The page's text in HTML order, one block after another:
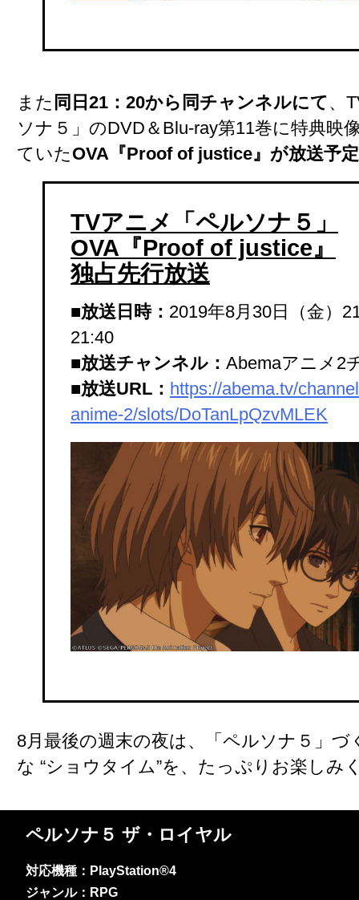
また 同日21：20から同チャンネルにて、
ソナ５」のDVD＆Blu-ray第11巻に特典映
ていた OVA『Proof of justice』が放送予定
TVアニメ「ペルソナ５」
OVA『Proof of justice』
独占先行放送
■放送日時： 2019年8月30日（金）
21:40
■放送チャンネル： Abemaアニメ2
■放送URL： https://abema.tv/
anime-2/slots/DoTanLpQzvMLEK
8月最後の週末の夜は、「ペルソナ５」
な “ショウタイム”を、たっぷりお楽しみ
ペルソナ５ ザ・ロイヤル
対応機種：PlayStation®4
ジャンル：RPG